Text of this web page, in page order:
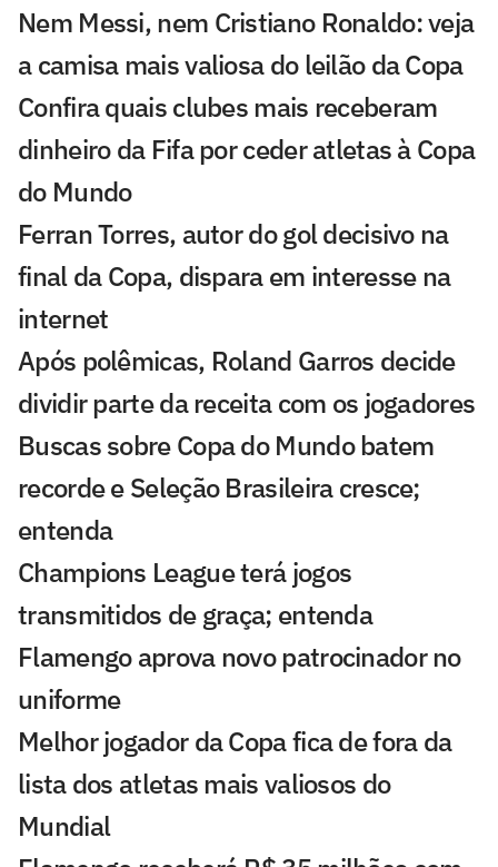
Nem Messi, nem Cristiano Ronaldo: veja
a camisa mais valiosa do leilão da Copa
Confira quais clubes mais receberam
dinheiro da Fifa por ceder atletas à Copa
do Mundo
Ferran Torres, autor do gol decisivo na
final da Copa, dispara em interesse na
internet
Após polêmicas, Roland Garros decide
dividir parte da receita com os jogadores
Buscas sobre Copa do Mundo batem
recorde e Seleção Brasileira cresce;
entenda
Champions League terá jogos
transmitidos de graça; entenda
Flamengo aprova novo patrocinador no
uniforme
Melhor jogador da Copa fica de fora da
lista dos atletas mais valiosos do
Mundial